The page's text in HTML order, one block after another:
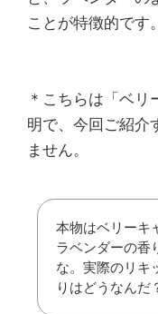
ことが特徴的です。
＊こちらは「ベリ
明で、今回ご紹介
ません。
本物はベリーキ
ラベンダーの香
な。実際のリキ
りはどうなんだ